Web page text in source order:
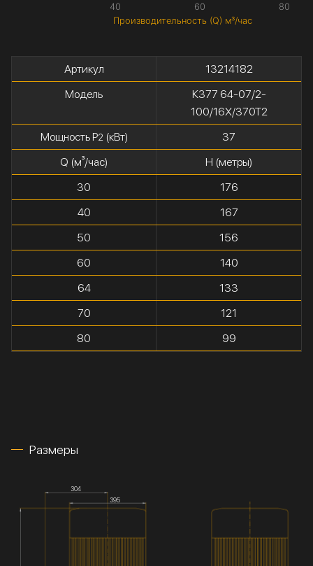
Производительность (Q) м³/час
40 60 80
Артикул
13214182
Модель
К377 64-07/2-
100/16Х/370Т2
Мощность P2(кВт)
37
Q (м³/час)
H (метры)
30
176
40
167
50
156
60
140
64
133
70
121
80
99
Размеры
304
395